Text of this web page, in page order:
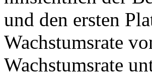
und den ersten
Wachstumsrate
Wachstumsrate